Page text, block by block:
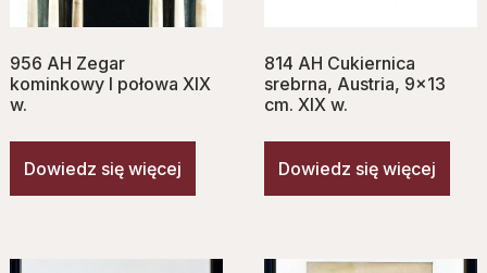
956 AH Zegar
kominkowy I połowa XIX
w.
Dowiedz się więcej
814 AH Cukiernica
srebrna, Austria, 9×13
cm. XIX w.
Dowiedz się więcej